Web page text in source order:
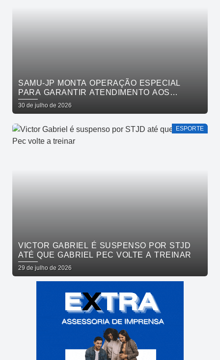
SAMU-JP MONTA OPERAÇÃO ESPECIAL
PARA GARANTIR ATENDIMENTO AOS
ATLETAS DA MARATONA INTERNACIONAL
DE JOÃO PESSOA
30 de julho de 2026
ESPORTE
VICTOR GABRIEL É SUSPENSO POR STJD
ATÉ QUE GABRIEL PEC VOLTE A TREINAR
29 de julho de 2026